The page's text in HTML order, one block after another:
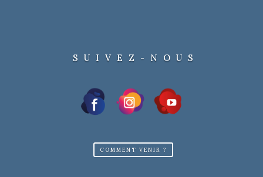
SUIVEZ-NOUS
COMMENT VENIR ?